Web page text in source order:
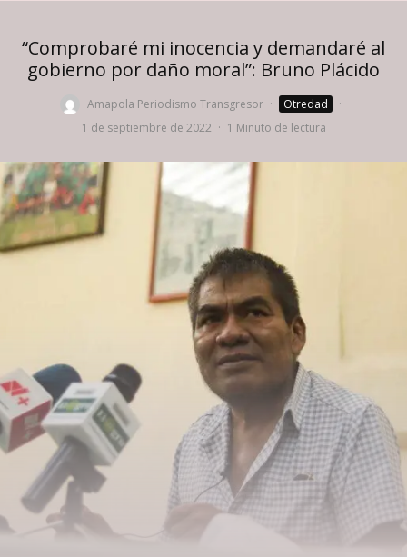
“Comprobaré mi inocencia y demandaré al
gobierno por daño moral”: Bruno Plácido
Amapola Periodismo Transgresor · Otredad
·
1 de septiembre de 2022 · 1 Minuto de lectura